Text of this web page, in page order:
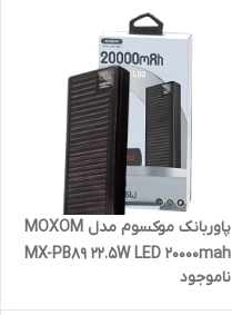
پاوربانک موکسوم مدل MOXOM
MX-PB89 22.5W LED 20000mah
ناموجود